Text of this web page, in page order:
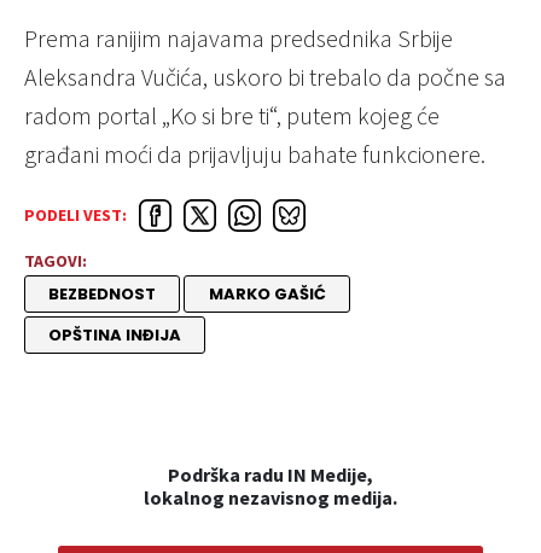
Prema ranijim najavama predsednika Srbije
Aleksandra Vučića, uskoro bi trebalo da počne sa
radom portal „Ko si bre ti“, putem kojeg će
građani moći da prijavljuju bahate funkcionere.
PODELI VEST:
TAGOVI:
BEZBEDNOST
MARKO GAŠIĆ
OPŠTINA INĐIJA
Podrška radu IN Medije,
lokalnog nezavisnog medija.